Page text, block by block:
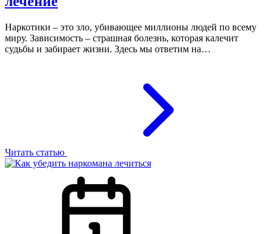
Наркотики – это зло, убивающее миллионы людей по всему
миру. Зависимость – страшная болезнь, которая калечит
судьбы и забирает жизни. Здесь мы ответим на…
Читать статью